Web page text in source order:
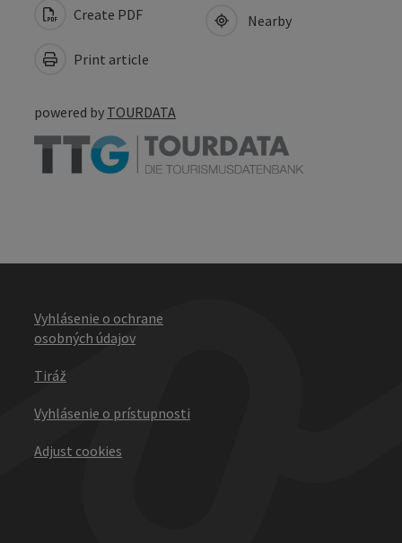
Create PDF
Print article
Nearby
powered by TOURDATA
Vyhlásenie o ochrane
osobných údajov
Tiráž
Vyhlásenie o prístupnosti
Adjust cookies